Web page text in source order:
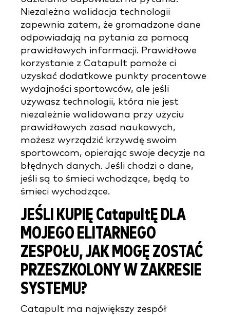
Niezależna walidacja technologii
zapewnia zatem, że gromadzone dane
odpowiadają na pytania za pomocą
prawidłowych informacji. Prawidłowe
korzystanie z Catapult pomoże ci
uzyskać dodatkowe punkty procentowe
wydajności sportowców, ale jeśli
używasz technologii, która nie jest
niezależnie walidowana przy użyciu
prawidłowych zasad naukowych,
możesz wyrządzić krzywdę swoim
sportowcom, opierając swoje decyzje na
błędnych danych. Jeśli chodzi o dane,
jeśli są to śmieci wchodzące, będą to
śmieci wychodzące.
JEŚLI KUPIĘ CatapultĘ DLA
MOJEGO ELITARNEGO
ZESPOŁU, JAK MOGĘ ZOSTAĆ
PRZESZKOLONY W ZAKRESIE
SYSTEMU?
Catapult ma największy zespół